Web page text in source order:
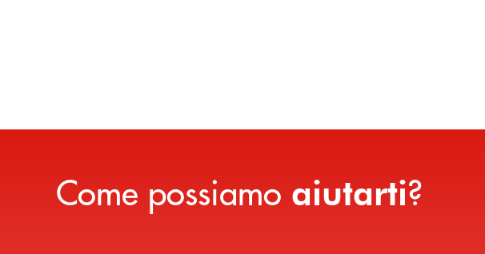
Come possiamo aiutarti?